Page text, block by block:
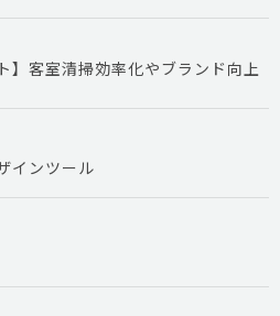
】客室清掃効率化やブランド向上
インツール